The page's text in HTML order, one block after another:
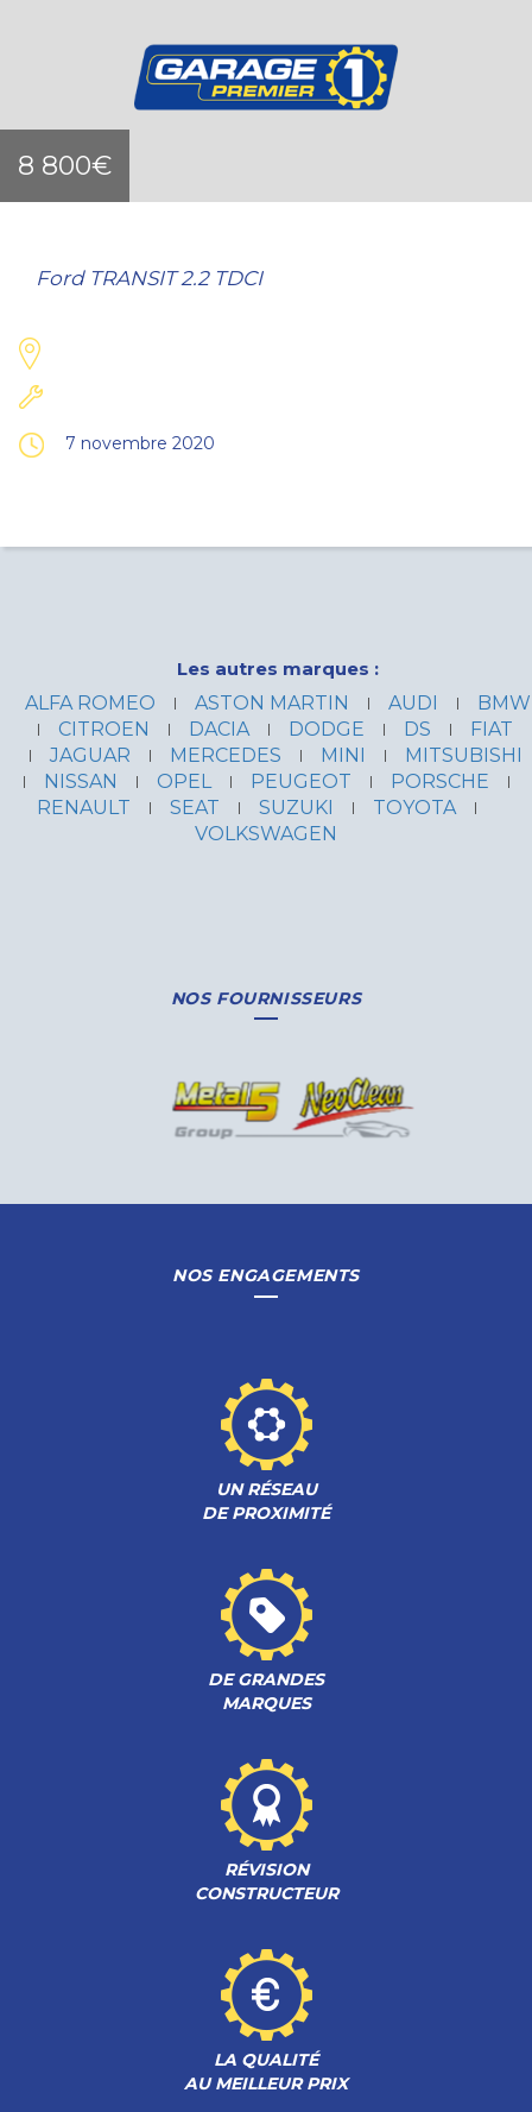
8 800€
Ford TRANSIT 2.2 TDCI
7 novembre 2020
Les autres marques :
ALFA ROMEO
ASTON MARTIN AUDI
BMW
CITROEN
DACIA DODGE DS
FIAT
JAGUAR
MERCEDES MINI
MITSUBISHI
NISSAN
OPEL PEUGEOT
PORSCHE
RENAULT
SEAT SUZUKI
TOYOTA
VOLKSWAGEN
NOS FOURNISSEURS
NOS ENGAGEMENTS
UN RÉSEAU
DE PROXIMITÉ
DE GRANDES
MARQUES
RÉVISION
CONSTRUCTEUR
LA QUALITÉ
AU MEILLEUR PRIX